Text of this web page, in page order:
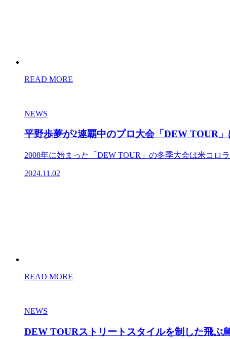
READ MORE
NEWS
平野歩夢が2連覇中のプロ大会「DEW TOUR
2008年に始まった「DEW TOUR」の冬季大会は米コロ
2024.11.02
READ MORE
NEWS
DEW TOURストリートスタイルを制した飛ぶ